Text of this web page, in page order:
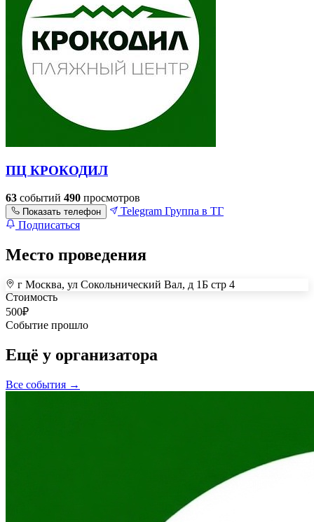
ПЦ КРОКОДИЛ
63 событий 490 просмотров
Показать телефон Telegram Группа в ТГ
Подписаться
Место проведения
+
–
г Москва, ул Сокольнический Вал, д 1Б стр 4
Стоимость
500₽
Событие прошло
Ещё у организатора
Все события →